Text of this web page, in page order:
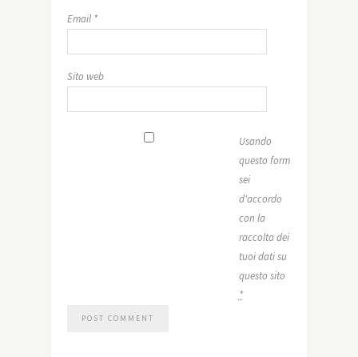
Email *
Sito web
Usando
questo form
sei
d'accordo
con la
raccolta dei
tuoi dati su
questo sito
*